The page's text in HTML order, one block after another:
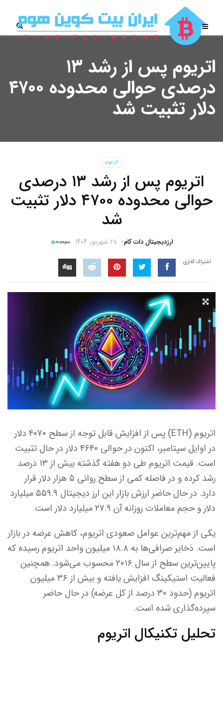
اتریوم پس از رشد ۱۳
درصدی حوالی محدوده ۴۷۰۰
دلار تثبیت شد
اتریوم
اتریوم پس از رشد ۱۳ درصدی
حوالی محدوده ۴۷۰۰ دلار تثبیت
شد
ارزدیجیتال دات کام ۲۸ شهریور ۱۴۰۴
اشتراک گذاری
اتریوم (ETH) پس از افزایش قابل توجه از سطح ۴۰۷۰ دلار
در اوایل سپتامبر، اکنون در حوالی ۴۶۴۰ دلار در حال تثبیت
است. قیمت اتریوم طی دو هفته گذشته بیش از ۱۳ درصد
رشد کرده و در فاصله کمی از سطح روانی ۵ هزار دلار قرار
دارد. در حال حاضر ارزش بازار این ارز دیجیتال ۵۵۹.۹ میلیارد
دلار و حجم معاملات روزانه آن ۲۷.۹ میلیارد دلار است.
یکی از مهم‌ترین عوامل صعودی اتریوم، کاهش عرضه در بازار
است. ذخایر صرافی‌ها به ۱۸.۸ میلیون واحد اتریوم رسیده که
پایین‌ترین سطح از سال ۲۰۱۶ محسوب می‌شود. همچنین
فعالیت استیکینگ افزایش یافته و بیش از ۳۶ میلیون
اتریوم (حدود ۳۰ درصد از کل عرضه) در حال حاضر
سپرده‌گذاری شده است.
تحلیل تکنیکال اتریوم